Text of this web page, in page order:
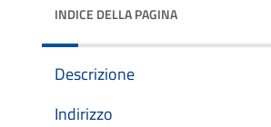
INDICE DELLA PAGINA
Descrizione
Indirizzo